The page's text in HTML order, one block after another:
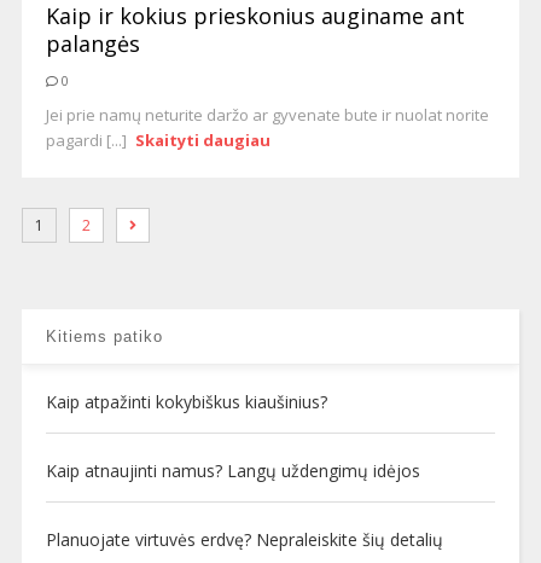
Kaip ir kokius prieskonius auginame ant
palangės
0
Jei prie namų neturite daržo ar gyvenate bute ir nuolat norite
pagardi [...] Skaityti daugiau
1 2
Kitiems patiko
Kaip atpažinti kokybiškus kiaušinius?
Kaip atnaujinti namus? Langų uždengimų idėjos
Planuojate virtuvės erdvę? Nepraleiskite šių detalių